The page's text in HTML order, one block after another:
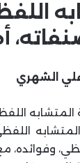
الشهري